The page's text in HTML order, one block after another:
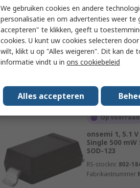
onsemi 1, 9.1
Single 300
Pin SOD-323
RS-stocknr.802-
Fabrikantnummer
Op voorraad
onsemi 1, 5.1
Single 500
SOD-123
RS-stocknr. 802-
Fabrikantnummer
We gebruiken cookies en andere
personalisatie en om advertenties weer te
accepteren" te klikken, geeft u
cookies. U kunt uw cookies selecteren
wilt, klikt u op "Alles weigeren". Dit kan de
informatie vindt u in ons cookiebeleid
Alles accepteren